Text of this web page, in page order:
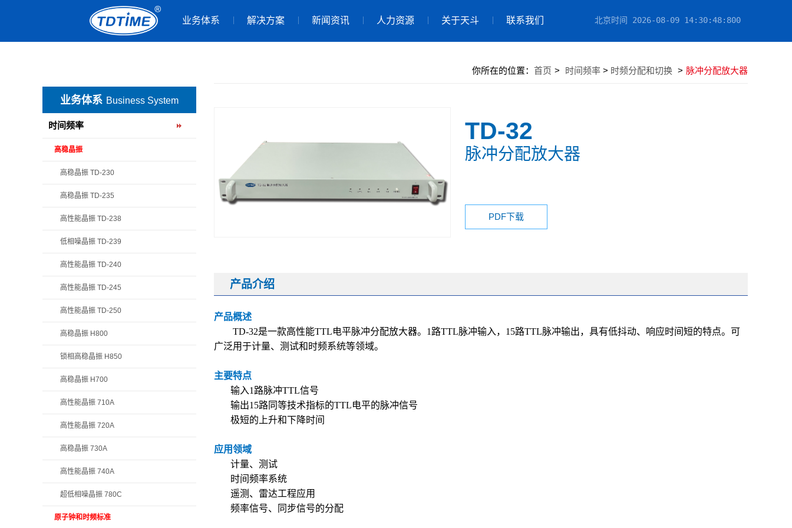
业务体系 解决方案 新闻资讯 人力资源 关于天斗 联系我们 北京时间 2026-08-09 14:30:48:402
业务体系 Business System
时间频率
高稳晶振
高稳晶振 TD-230
高稳晶振 TD-235
高性能晶振 TD-238
低相噪晶振 TD-239
高性能晶振 TD-240
高性能晶振 TD-245
高性能晶振 TD-250
高稳晶振 H800
锁相高稳晶振 H850
高稳晶振 H700
高性能晶振 710A
高性能晶振 720A
高稳晶振 730A
高性能晶振 740A
超低相噪晶振 780C
原子钟和时频标准
你所在的位置：首页 > 时间频率 > 时频分配和切换 > 脉冲分配放大器
TD-32
脉冲分配放大器
PDF下载
产品介绍
产品概述
TD-32是一款高性能TTL电平脉冲分配放大器。1路TTL脉冲输入，15路TTL脉冲输出，具有低抖动、响应时间短的特点。可
广泛用于计量、测试和时频系统等领域。
主要特点
输入1路脉冲TTL信号
输出15路同等技术指标的TTL电平的脉冲信号
极短的上升和下降时间
应用领域
计量、测试
时间频率系统
遥测、雷达工程应用
频率信号、同步信号的分配